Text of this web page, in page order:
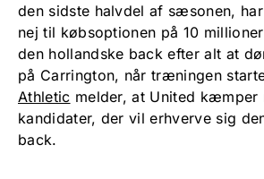
den sidste halvdel af sæsonen,
nej til købsoptionen på 10
den hollandske back efter alt at
på Carrington, når træningen
Athletic melder, at United kæmper
kandidater, der vil erhverve sig
back.